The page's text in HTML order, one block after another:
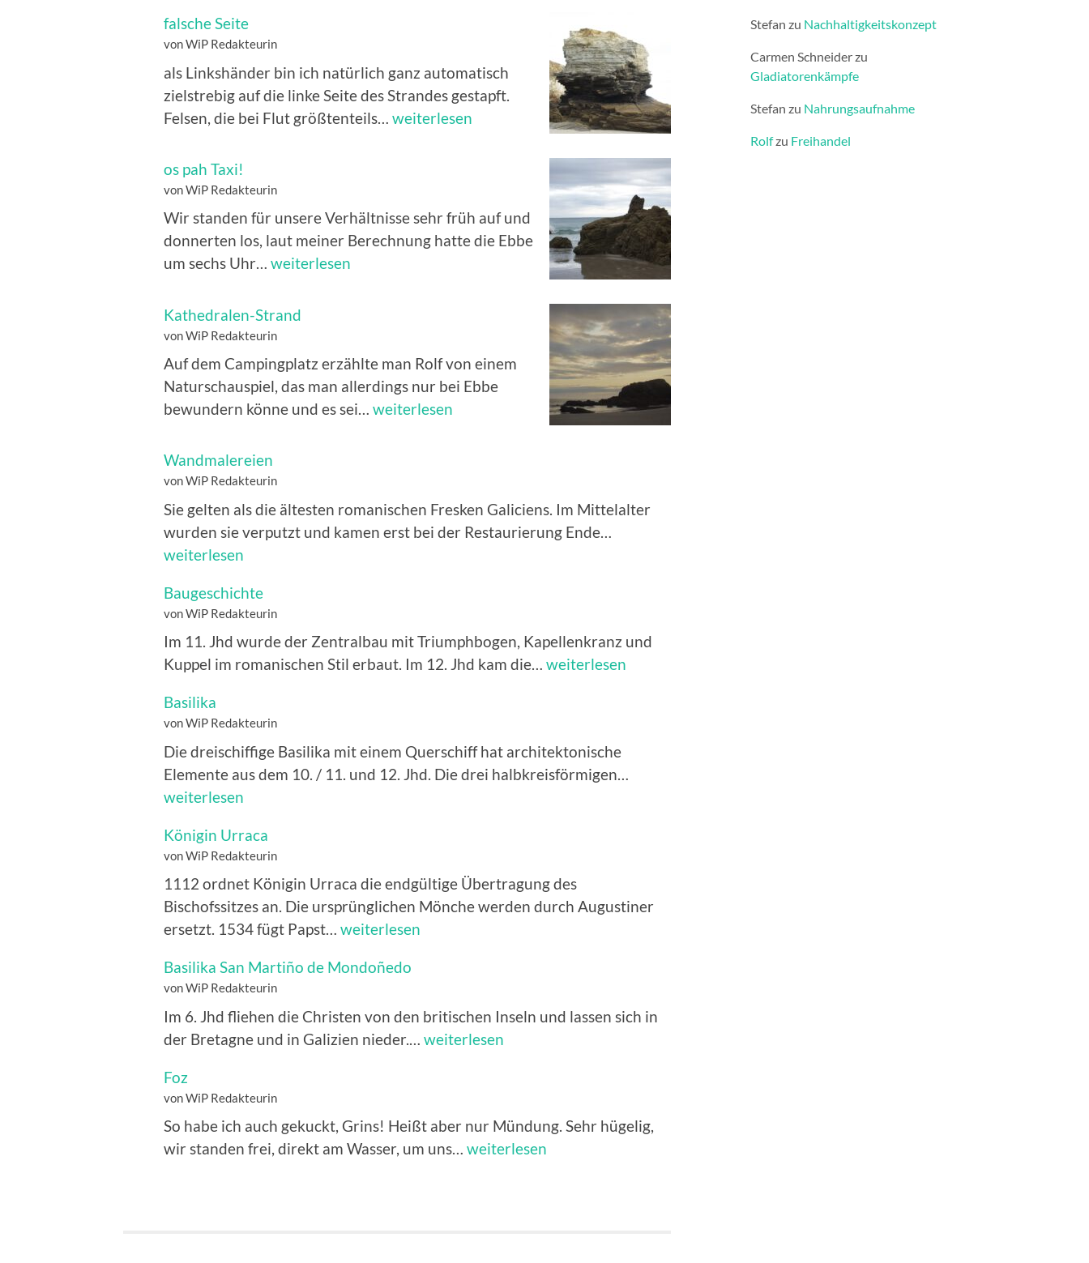
im
Internet
falsche Seite
von WiP Redakteurin
als Linkshänder bin ich natürlich ganz automatisch
zielstrebig auf die linke Seite des Strandes gestapft.
Felsen, die bei Flut größtenteils… falsche
weiterlesen
os pah Taxi!
von WiP Redakteurin
Wir standen für unsere Verhältnisse sehr früh auf und
donnerten los, laut meiner Berechnung hatte die Ebbe
um sechs Uhr… os
Taxi!
weiterlesen
Kathedralen-Strand
von WiP Redakteurin
Auf dem Campingplatz erzählte man Rolf von einem
Naturschauspiel, das man allerdings nur bei Ebbe
bewundern könne und es sei… Kathedralen-
weiterlesen
Wandmalereien
von WiP Redakteurin
Sie gelten als die ältesten romanischen Fresken Galiciens. Im Mittelalter
wurden sie verputzt und kamen erst bei der Restaurierung Ende…
weiterlesen
Baugeschichte
von WiP Redakteurin
Im 11. Jhd wurde der Zentralbau mit Triumphbogen, Kapellenkranz und
Kuppel im romanischen Stil erbaut. Im 12. Jhd kam die… Baugeschichte
weiterlesen
Basilika
von WiP Redakteurin
Die dreischiffige Basilika mit einem Querschiff hat architektonische
Elemente aus dem 10. / 11. und 12. Jhd. Die drei halbkreisförmigen…
weiterlesen
Königin Urraca
von WiP Redakteurin
1112 ordnet Königin Urraca die endgültige Übertragung des
Bischofssitzes an. Die ursprünglichen Mönche werden durch Augustiner
ersetzt. 1534 fügt Papst… Königin
weiterlesen
Basilika San Martiño de Mondoñedo
von WiP Redakteurin
Im 6. Jhd fliehen die Christen von den britischen Inseln und lassen sich in
der Bretagne und in Galizien nieder.… Basilika
Mondoñedo
weiterlesen
Foz
von WiP Redakteurin
So habe ich auch gekuckt, Grins! Heißt aber nur Mündung. Sehr hügelig,
wir standen frei, direkt am Wasser, um uns… Foz
weiterlesen
Stefan zu Nachhaltigkeitskonzept
Carmen Schneiderzu
Gladiatorenkämpfe
Stefan zu Nahrungsaufnahme
Rolfzu Freihandel